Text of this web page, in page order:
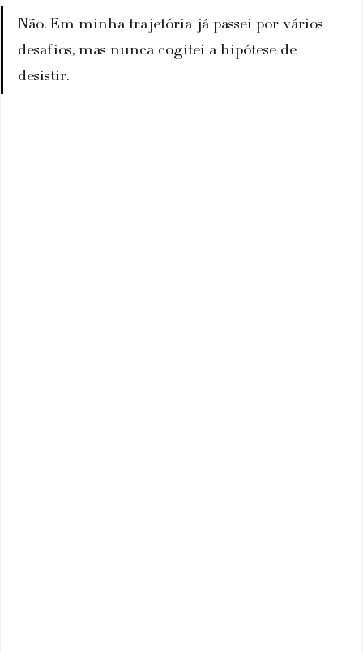
Não. Em minha trajetória já passei por vários
desafios, mas nunca cogitei a hipótese de
desistir.